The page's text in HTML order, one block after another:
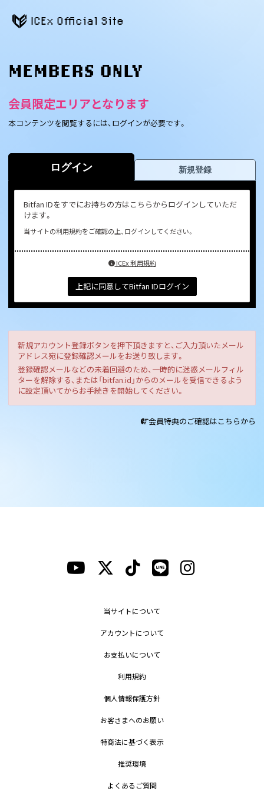
ICEx Official Site
MEMBERS ONLY
会員限定エリアとなります
本コンテンツを閲覧するには、ログインが必要です。
ログイン 新規登録
Bitfan IDをすでにお持ちの方はこちらからログインしていただ
けます。
当サイトの利用規約をご確認の上、ログインしてください。
ICEx 利用規約
上記に同意してBitfan IDログイン
新規アカウント登録ボタンを押下頂きますと、ご入力頂いたメール
アドレス宛に登録確認メールをお送り致します。
登録確認メールなどの未着回避のため、一時的に迷惑メールフィル
ターを解除する、または「bitfan.id」からのメールを受信できるよう
に設定頂いてからお手続きを開始してください。
会員特典のご確認はこちらから
当サイトについて
アカウントについて
お支払いについて
利用規約
個人情報保護方針
お客さまへのお願い
特商法に基づく表示
推奨環境
よくあるご質問